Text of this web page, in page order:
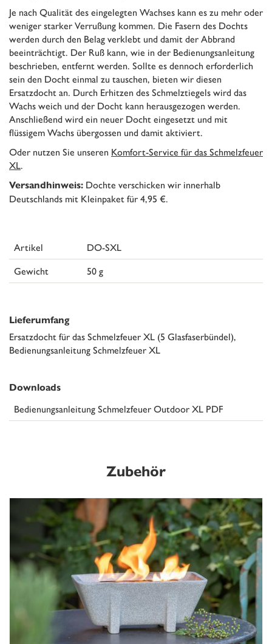
Je nach Qualität des eingelegten Wachses kann es zu mehr oder
weniger starker Verrußung kommen. Die Fasern des Dochts
werden durch den Belag verklebt und damit der Abbrand
beeinträchtigt. Der Ruß kann, wie in der Bedienungsanleitung
beschrieben, entfernt werden. Sollte es dennoch erforderlich
sein den Docht einmal zu tauschen, bieten wir diesen
Ersatzdocht an. Durch Erhitzen des Schmelztiegels wird das
Wachs weich und der Docht kann herausgezogen werden.
Anschließend wird ein neuer Docht eingesetzt und mit
flüssigem Wachs übergossen und damit aktiviert.
Oder nutzen Sie unseren Komfort-Service für das Schmelzfeuer
XL.
Versandhinweis: Dochte verschicken wir innerhalb
Deutschlands mit Kleinpaket für 4,95 €.
Artikel
DO-SXL
Gewicht
50 g
Lieferumfang
Ersatzdocht für das Schmelzfeuer XL (5 Glasfaserbündel),
Bedienungsanleitung Schmelzfeuer XL
Downloads
Bedienungsanleitung Schmelzfeuer Outdoor XL PDF
Zubehör